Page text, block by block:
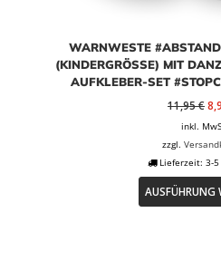
WARNWESTE
(KINDERGRÖSSE) MIT
UFKLEBER-SET
11,95€
war:
inkl.
zzgl.
Lieferzeit: 3-
AUSFÜHRUNG